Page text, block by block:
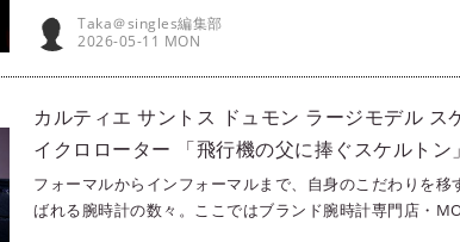
なおひとりさまの腕を飾るに相応しい珠玉の一本をセレク
カルティエのヴィンテージウォッチ『マストタンク LM』
う。▶▶▶写真はこちら｜カルティエ マストタンク LM
Taka＠singles編集部
2026-05-11 MON
カルティエ サントス ドュモン ラージモデル ス
イクロローター 「飛行機の父に捧ぐスケルトン
逸本 Vol.327】
フォーマルからインフォーマルまで、自身のこだわりを移
ばれる腕時計の数々。ここではブランド腕時計専門店・